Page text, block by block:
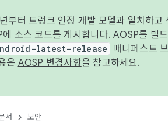
부터 트렁크 안정 개발 모델과 일치하고
소스 코드를 게시합니다. AOSP를 빌
latest-release
매니페스트
은 AOSP 변경사항을 참고하세요.
서 보안